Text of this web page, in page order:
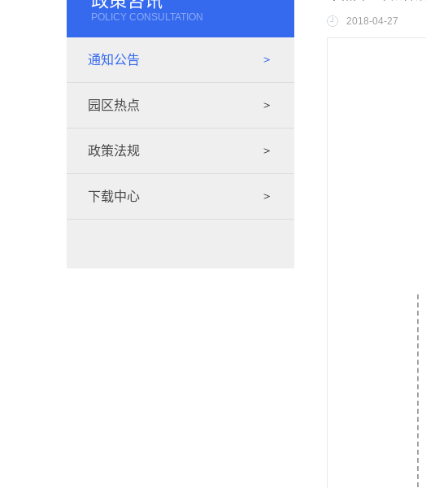
POLICY CONSULTATION
通知公告
园区热点
政策法规
下载中心
2018-04-27